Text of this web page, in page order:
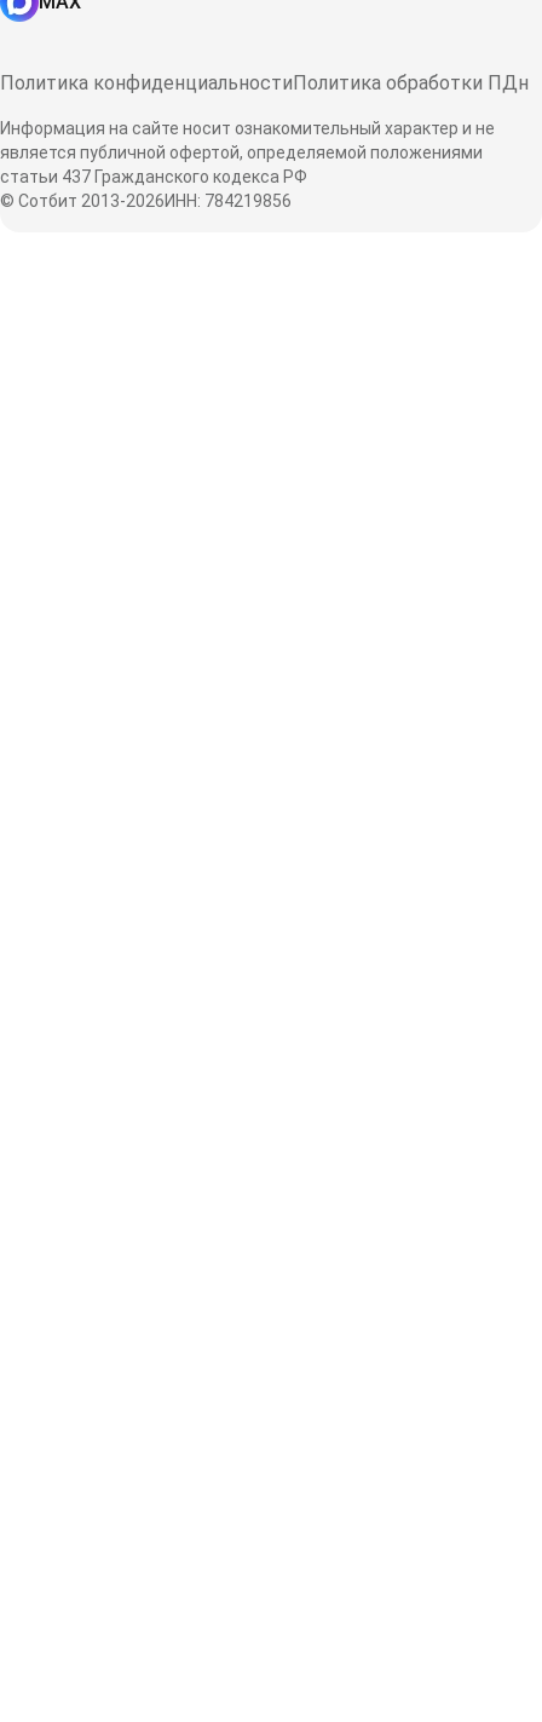
Политика конфиденциальностиПолитика обработки ПДн
Информация на сайте носит ознакомительный характер и не
является публичной офертой, определяемой положениями
статьи 437 Гражданского кодекса РФ
© Сотбит 2013-2026ИНН: 784219856